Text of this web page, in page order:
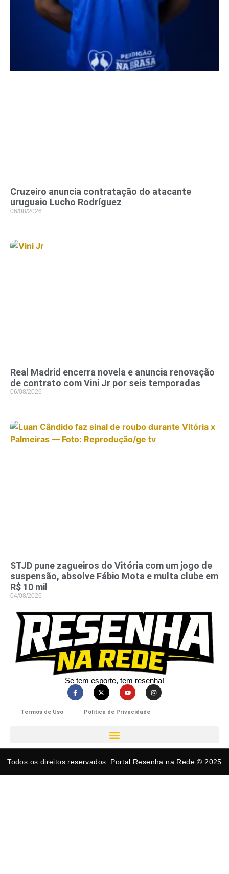
Cruzeiro anuncia contratação do atacante
uruguaio Lucho Rodríguez
06/08/2026
Real Madrid encerra novela e anuncia renovação
de contrato com Vini Jr por seis temporadas
06/08/2026
STJD pune zagueiros do Vitória com um jogo de
suspensão, absolve Fábio Mota e multa clube em
R$ 10 mil
04/08/2026
Se tem esporte, tem resenha!​
Termos de Uso Política de Privacidade
Todos os direitos reservados. Portal Resenha na Rede © 2025